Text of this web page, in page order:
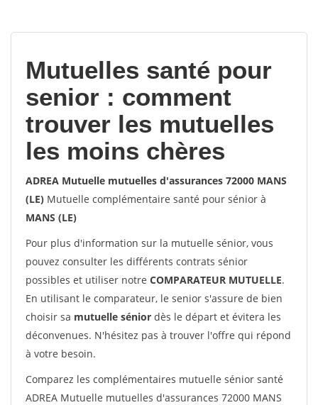
Mutuelles santé pour
senior : comment
trouver les mutuelles
les moins chères
ADREA Mutuelle mutuelles d'assurances 72000 MANS
(LE) Mutuelle complémentaire santé pour sénior à
MANS (LE)
Pour plus d'information sur la mutuelle sénior, vous
pouvez consulter les différents contrats sénior
possibles et utiliser notre COMPARATEUR MUTUELLE.
En utilisant le comparateur, le senior s'assure de bien
choisir sa mutuelle sénior dès le départ et évitera les
déconvenues. N'hésitez pas à trouver l'offre qui répond
à votre besoin.
Comparez les complémentaires mutuelle sénior santé
ADREA Mutuelle mutuelles d'assurances 72000 MANS